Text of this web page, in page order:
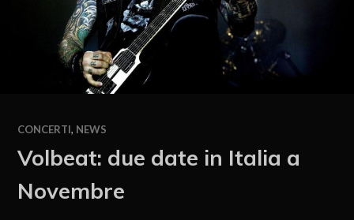
CONCERTI, NEWS
Volbeat: due date in Italia a
Novembre